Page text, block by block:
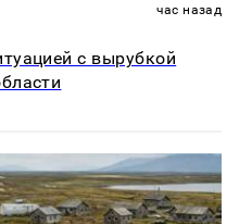
час назад
с вырубкой